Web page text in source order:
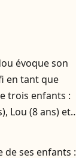
évoque son
en tant que
trois enfants :
Lou (8 ans) et
de ses enfants :